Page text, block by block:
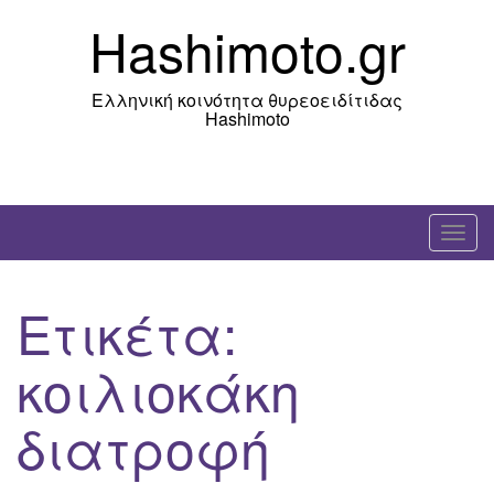
Hashimoto.gr
Ελληνική κοινότητα θυρεοειδίτιδας
Hashimoto
T
o
Ετικέτα:
κοιλιοκάκη
διατροφή